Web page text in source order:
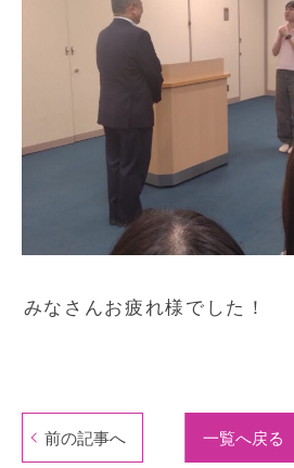
みなさんお疲れ様でした！
前の記事へ 一覧へ戻る